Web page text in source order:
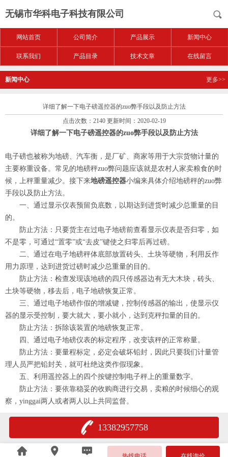
无锡市华科电子科技有限公司
网站首页 公司简介 产品展示 新闻中心
联系我们 产品目录 技术文章 在线留言
新闻中心 更多>>
详细了解一下电子磅遥控器的zuo弊手段以及防止方法
点击次数：2140 更新时间：2020-02-19
详细了解一下电子磅遥控器的zuo弊手段以及防止方法
电子磅也被称为地磅、汽车衡，是厂矿、商家等用于大宗货物计量的
主要称重设备。常见的地磅秤zuo弊问题应该就是农村人家卖粮食的时
候，上秤重量减少。接下来地磅遥控器小编来具体介绍地磅秤的zuo弊
手段以及防止方法。
一、通过显示仪表预留负底数，以期达到进货时减少总重量的目
的。
防止方法：只要货主在过电子地磅前查看显示仪表是否归零，如
不是零，可通过“置零”或“去皮”键使之归零后再过磅。
二、通过在电子地磅秤体底部放置砖头、土块等硬物，利用反作
用力原理，达到进货过磅时减少总重量的目的。
防止方法：检查发现该地磅的四只传感器边有无大木块，砖头、
土块等硬物，移去后，电子地磅恢复正常。
三、通过电子地磅作假的增减键，控制传感器的输出，使显示仪
器的显示受控制，要大就大，要小就小，达到克秤扣量的目的。
防止方法：拆除该装置的地磅恢复正常。
四、通过电子地磅仪表的标定程序，改变该秤的正常称量。
防止方法：要量程标定，必定会破坏铅封，因此只要我们计量管
理人员严把铅封关，就可杜绝这类作假现象。
五、利用遥控器上的四个按键控制电子秤上的重量数字。
防止方法：要依靠稳妥的收购商进行交易，卖粮的时候细心的观
察，yinggai两人或者两人以上共同监督。​
13382957758